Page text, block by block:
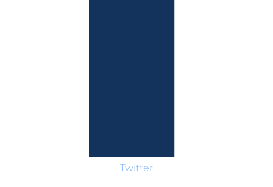
Twitter